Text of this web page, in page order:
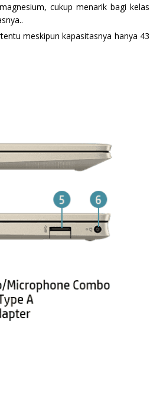
cukup menarik bagi kelas
meskipun kapasitasnya hanya 43